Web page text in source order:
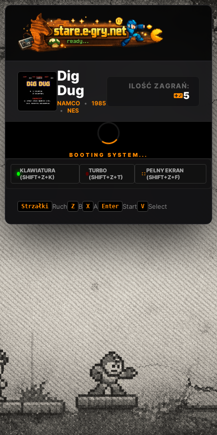
Dig
Dug
NAMCO •
1985
•
NES
ILOŚĆ ZAGRAŃ:
5
BOOTING SYSTEM...
KLAWIATURA
(SHIFT+Z+K)
TURBO
(SHIFT+Z+T)
PEŁNY EKRAN
(SHIFT+Z+F)
Strzałki Ruch Z B X A Enter Start V Select